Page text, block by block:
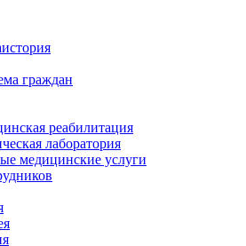
граждан
реабилитация
лаборатория
медицинские услуги